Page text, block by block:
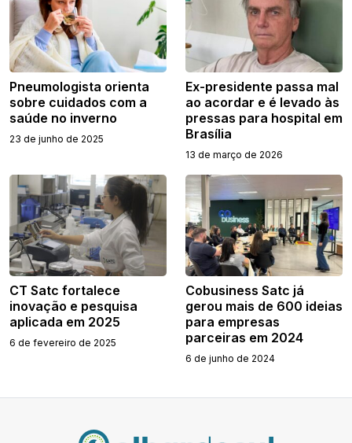
Pneumologista orienta
sobre cuidados com a
saúde no inverno
23 de junho de 2025
Ex-presidente passa mal
ao acordar e é levado às
pressas para hospital em
Brasília
13 de março de 2026
CT Satc fortalece
inovação e pesquisa
aplicada em 2025
6 de fevereiro de 2025
Cobusiness Satc já
gerou mais de 600 ideias
para empresas
parceiras em 2024
6 de junho de 2024